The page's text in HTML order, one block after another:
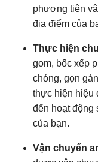
phương tiện
địa điểm của
Thực hiện
gom, bốc xếp
chóng, gọn
thực hiện hiệu
đến hoạt động
của bạn.
Vận chuyển